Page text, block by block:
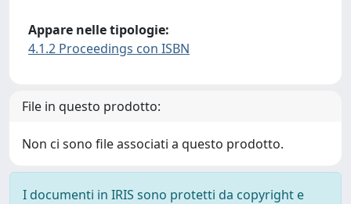
Appare nelle tipologie:
4.1.2 Proceedings con ISBN
File in questo prodotto:
Non ci sono file associati a questo prodotto.
I documenti in IRIS sono protetti da copyright e